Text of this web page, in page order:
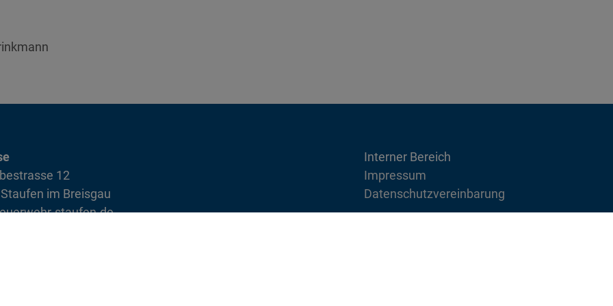
12
im Breisgau
staufen.de
Interner Bereich
Impressum
Datenschutzvereinbarung